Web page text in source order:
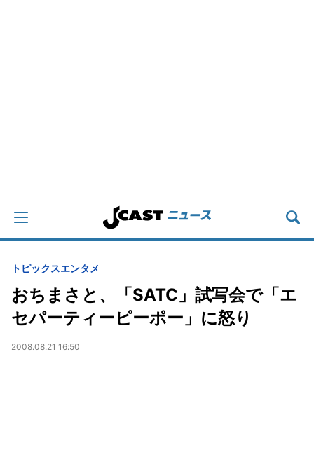
トピックスエンタメ
おちまさと、「SATC」試写会で「エ
セパーティーピーポー」に怒り
2008.08.21 16:50